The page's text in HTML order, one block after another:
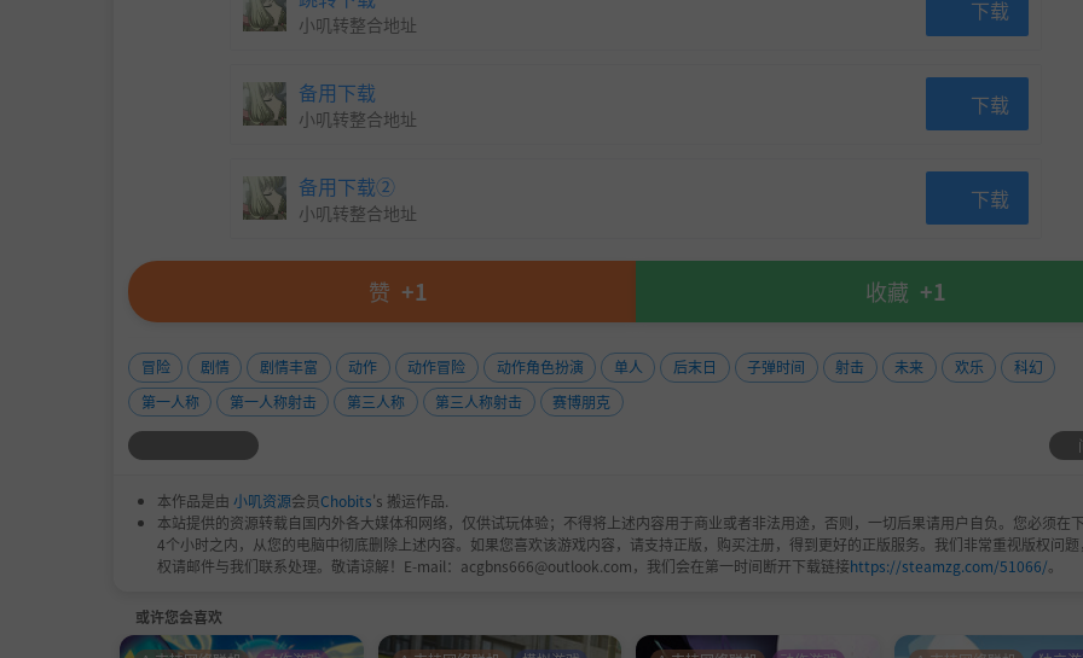
🔵 面对赛博城的野兽之王——咆哮的机械霸王龙，其咬合能撕碎钢铁，尾鞭能碾平眼前的一切。鼠群和机械蜘
般涌入，泰坦巨蟒发射绿色激光束，武士刀快速劈砍，而 Bluto 的导弹机甲是赛博城面临的终极威胁。
🔵 没有任务跑腿或枯燥流程，直击跳入战斗核心。
世界观
小叽转整合地址 下载
备用下载
小叽转整合地址 下载
备用下载②
小叽转整合地址 下载
赞 +1 收藏 +1
冒险 剧情 剧情丰富 动作 动作冒险 动作角色扮演 单人 后末日 子弹时间 射击 未来 欢乐
科幻
第一人称
第一人称射击 第三人称 第三人称射击 赛博朋克
本作品是由 小叽资源会员Chobits's 搬运作品.
本站提供的资源转载自国内外各大媒体和网络，仅供试玩体验；不得将上述内容用于商业或者非法用途，否则，一切后果请用户自负。您必须在
4个小时之内，从您的电脑中彻底删除上述内容。如果您喜欢该游戏内容，请支持正版，购买注册，得到更好的正版服务。我们非常重视版权问
权请邮件与我们联系处理。敬请谅解！E-mail：acgbns666@outlook.com，我们会在第一时间断开下载链接https://steamzg.com/51066/。
或许您会喜欢